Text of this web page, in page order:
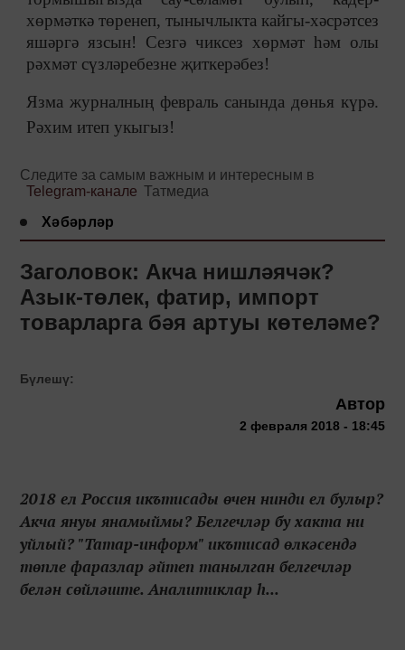
хөрмәткә төренеп, тынычлыкта кайгы-хәсрәтсез
яшәргә язсын! Сезгә чиксез хөрмәт һәм олы
рәхмәт сүзләребезне җиткерәбез!
Язма журналның февраль санында дөнья күрә.
Рәхим итеп укыгыз!
Следите за самым важным и интересным в
Telegram-канале Татмедиа
Хәбәрләр
Заголовок: Акча нишләячәк?
Азык-төлек, фатир, импорт
товарларга бәя артуы көтеләме?
Бүлешү:
Автор
2 февраля 2018 - 18:45
2018 ел Россия икътисады өчен нинди ел булыр?
Акча януы янамыймы? Белгечләр бу хакта ни
уйлый? "Татар-информ" икътисад өлкәсендә
төпле фаразлар әйтеп танылган белгечләр
белән сөйләште. Аналитиклар һ...